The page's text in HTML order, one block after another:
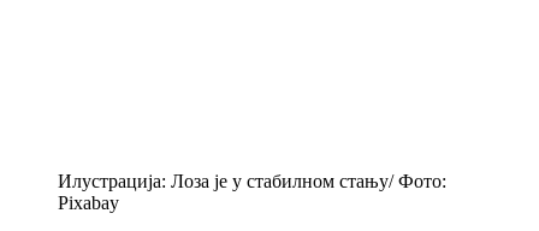
Илустрација: Лоза је у стабилном стању/ Фото:
Pixabay